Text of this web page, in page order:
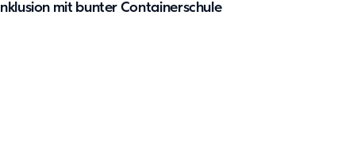
Inklusion mit bunter Containerschule